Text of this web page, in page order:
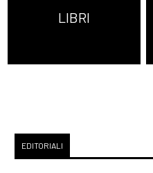
LIBRI
EDITORIALI